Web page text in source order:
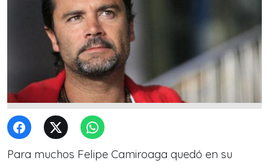
Para muchos Felipe Camiroaga quedó en su